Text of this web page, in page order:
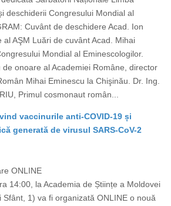
deschiderii Congresului Mondial al
Cuvânt de deschidere Acad. Ion
AŞM Luări de cuvânt Acad. Mihai
Mondial al Eminescologilor.
onoare al Academiei Române, director
Mihai Eminescu la Chişinău. Dr. Ing.
Primul cosmonaut român...
vaccinurile anti-COVID-19 și
generată de virusul SARS-CoV-2
ONLINE
14:00, la Academia de Științe a Moldovei
Sfânt, 1) va fi organizată ONLINE o nouă